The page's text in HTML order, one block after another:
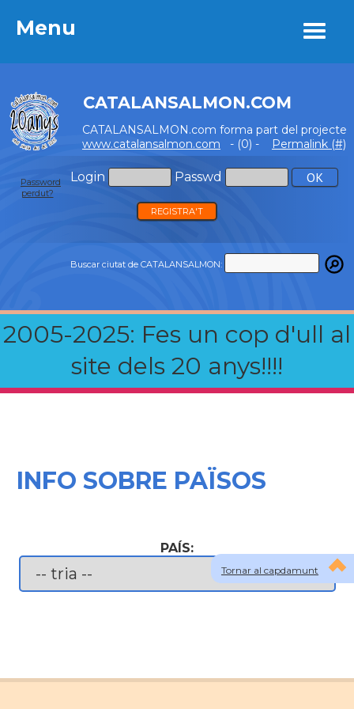
Menu
CATALANSALMON.COM
CATALANSALMON.com forma part del projecte
www.catalansalmon.com - (0) - Permalink (#)
Login Passwd
Password
perdut?
REGISTRA'T
Buscar ciutat de CATALANSALMON:
2005-2025: Fes un cop d'ull al
site dels 20 anys!!!!
Menu
Tornar al capdamunt
INFO SOBRE PAÏSOS
PAÍS: